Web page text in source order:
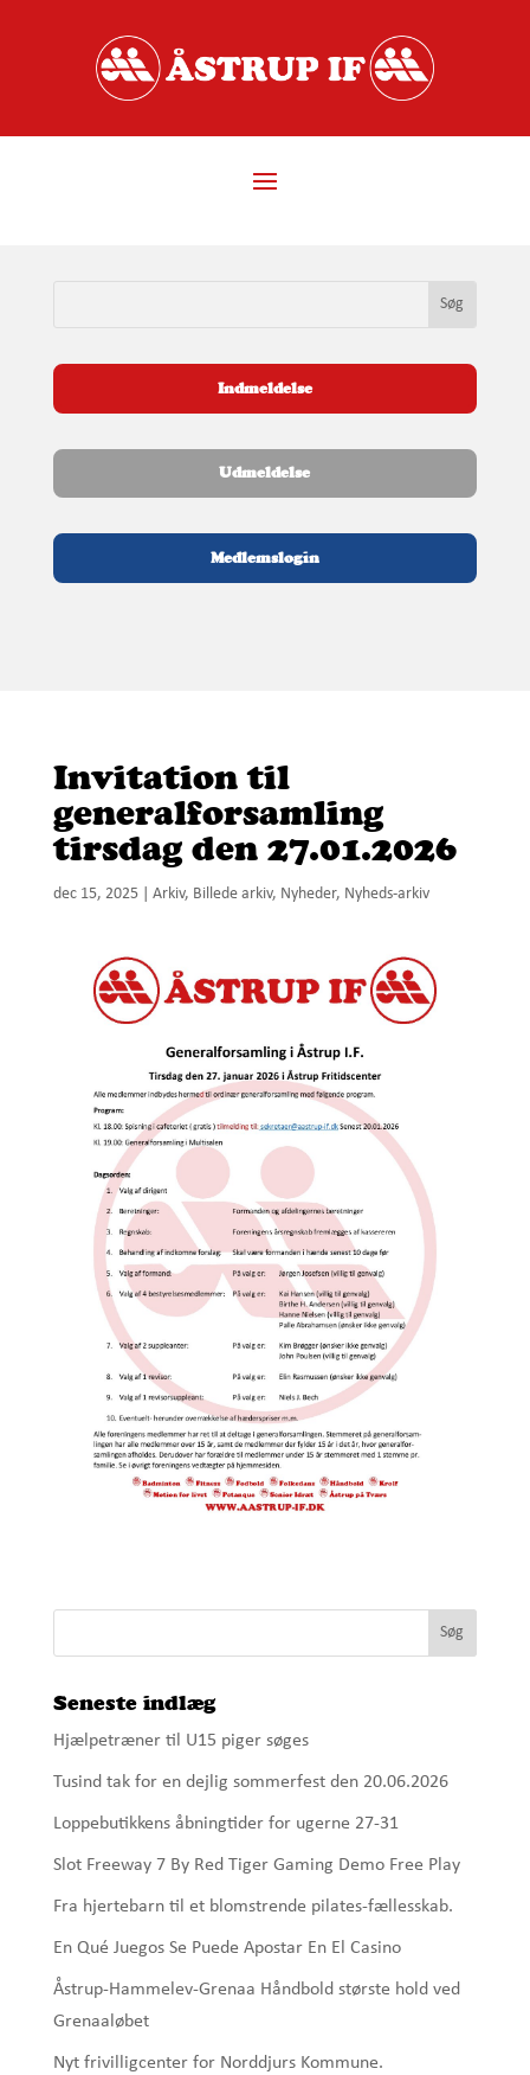
Indmeldelse
Udmeldelse
Medlemslogin
Invitation til
generalforsamling
tirsdag den 27.01.2026
dec 15, 2025| Arkiv, Billede arkiv, Nyheder, Nyheds-arkiv
Seneste indlæg
Hjælpetræner til U15 piger søges
Tusind tak for en dejlig sommerfest den 20.06.2026
Loppebutikkens åbningtider for ugerne 27-31
Slot Freeway 7 By Red Tiger Gaming Demo Free Play
Fra hjertebarn til et blomstrende pilates-fællesskab.
En Qué Juegos Se Puede Apostar En El Casino
Åstrup-Hammelev-Grenaa Håndbold største hold ved
Grenaaløbet
Nyt frivilligcenter for Norddjurs Kommune.